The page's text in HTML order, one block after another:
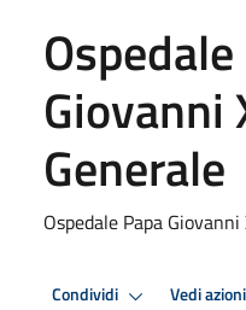
Giovanni
Generale
Ospedale Papa
Condividi Vedi azioni